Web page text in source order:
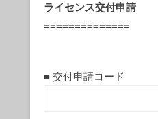
ライセンス交付申請
==============
■ 交付申請コード